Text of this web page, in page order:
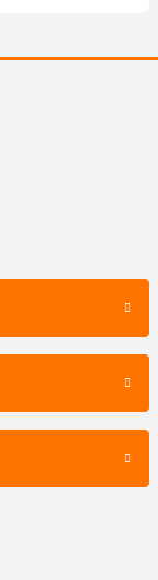
Transit 12 15
TL